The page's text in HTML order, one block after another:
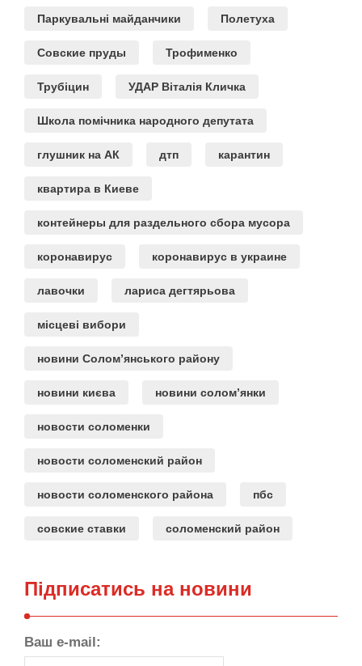
Паркувальні майданчики Полетуха
Совские пруды Трофименко
Трубіцин УДАР Віталія Кличка
Школа помічника народного депутата
глушник на АК дтп карантин
квартира в Киеве
контейнеры для раздельного сбора мусора
коронавирус коронавирус в украине
лавочки лариса дегтярьова
місцеві вибори
новини Солом’янського району
новини києва новини солом’янки
новости соломенки
новости соломенский район
новости соломенского района пбс
совские ставки соломенский район
Підписатись на новини
Ваш e-mail: